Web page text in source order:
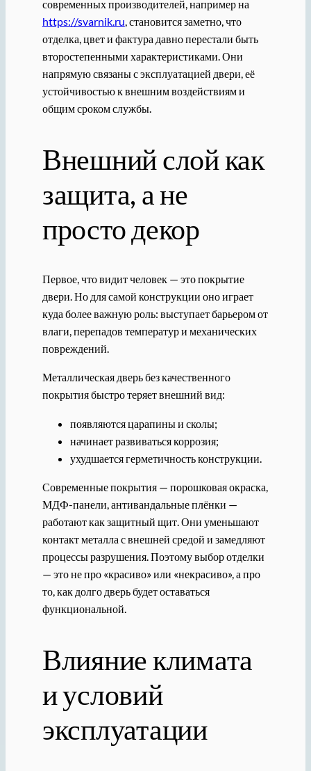
современных производителей, например на
https://svarnik.ru, становится заметно, что
отделка, цвет и фактура давно перестали быть
второстепенными характеристиками. Они
напрямую связаны с эксплуатацией двери, её
устойчивостью к внешним воздействиям и
общим сроком службы.
Внешний слой как
защита, а не
просто декор
Первое, что видит человек — это покрытие
двери. Но для самой конструкции оно играет
куда более важную роль: выступает барьером от
влаги, перепадов температур и механических
повреждений.
Металлическая дверь без качественного
покрытия быстро теряет внешний вид:
появляются царапины и сколы;
начинает развиваться коррозия;
ухудшается герметичность конструкции.
Современные покрытия — порошковая окраска,
МДФ-панели, антивандальные плёнки —
работают как защитный щит. Они уменьшают
контакт металла с внешней средой и замедляют
процессы разрушения. Поэтому выбор отделки
— это не про «красиво» или «некрасиво», а про
то, как долго дверь будет оставаться
функциональной.
Влияние климата
и условий
эксплуатации